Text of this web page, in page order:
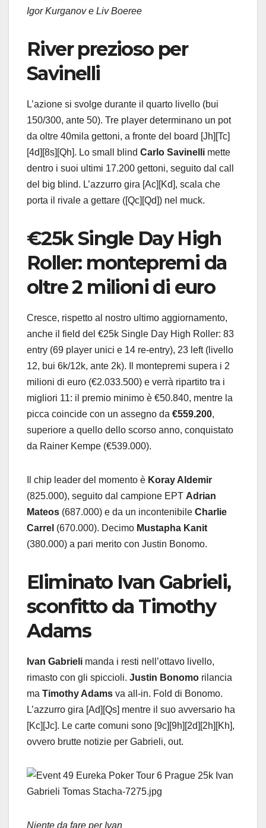
Igor Kurganov e Liv Boeree
River prezioso per
Savinelli
L’azione si svolge durante il quarto livello (bui
150/300, ante 50). Tre player determinano un pot
da oltre 40mila gettoni, a fronte del board [Jh][Tc]
[4d][8s][Qh]. Lo small blind Carlo Savinelli mette
dentro i suoi ultimi 17.200 gettoni, seguito dal call
del big blind. L’azzurro gira [Ac][Kd], scala che
porta il rivale a gettare ([Qc][Qd]) nel muck.
€25k Single Day High
Roller: montepremi da
oltre 2 milioni di euro
Cresce, rispetto al nostro ultimo aggiornamento,
anche il field del €25k Single Day High Roller: 83
entry (69 player unici e 14 re-entry), 23 left (livello
12, bui 6k/12k, ante 2k). Il montepremi supera i 2
milioni di euro (€2.033.500) e verrà ripartito tra i
migliori 11: il premio minimo è €50.840, mentre la
picca coincide con un assegno da €559.200,
superiore a quello dello scorso anno, conquistato
da Rainer Kempe (€539.000).
Il chip leader del momento è Koray Aldemir
(825.000), seguito dal campione EPT Adrian
Mateos (687.000) e da un incontenibile Charlie
Carrel (670.000). Decimo Mustapha Kanit
(380.000) a pari merito con Justin Bonomo.
Eliminato Ivan Gabrieli,
sconfitto da Timothy
Adams
Ivan Gabrieli manda i resti nell’ottavo livello,
rimasto con gli spiccioli. Justin Bonomo rilancia
ma Timothy Adams va all-in. Fold di Bonomo.
L’azzurro gira [Ad][Qs] mentre il suo avversario ha
[Kc][Jc]. Le carte comuni sono [9c][9h][2d][2h][Kh],
ovvero brutte notizie per Gabrieli, out.
Niente da fare per Ivan